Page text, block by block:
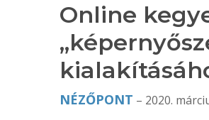
Online
NÉZŐPONT – 2020.